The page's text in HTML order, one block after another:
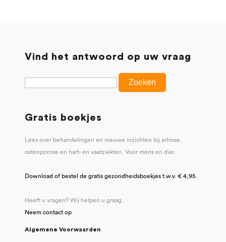
Vind het antwoord op uw vraag
Gratis boekjes
Lees over behandelingen en nieuwe inzichten bij artrose,
osteoporose en hart- en vaatziekten. Voor mens en dier.
Download of bestel de gratis gezondheidsboekjes t.w.v. € 4,95.
Heeft u vragen? Wij helpen u graag.
Neem contact op.
Algemene Voorwaarden